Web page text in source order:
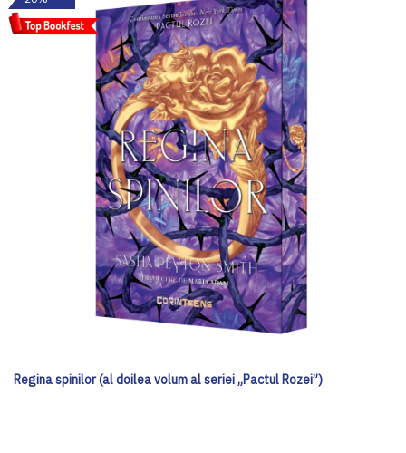
Regina spinilor (al doilea volum al seriei „Pactul Rozei”)